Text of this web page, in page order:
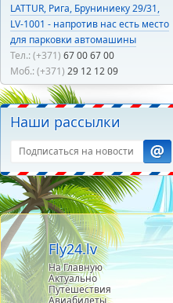
LATTUR, Рига, Бруниниеку 29/31,
LV-1001 - напротив нас есть место
для парковки автомашины
Тел.: (+371) 67 00 67 00
Моб.: (+371) 29 12 12 09
Наши рассылки
Fly24.lv
На Главную
Актуально
Путешествия
Авиабилеты